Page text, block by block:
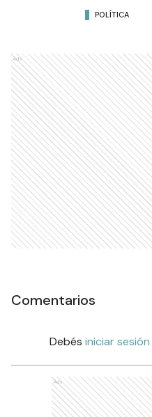
POLÍTICA
Ads
Comentarios
Debés iniciar sesión
Ads